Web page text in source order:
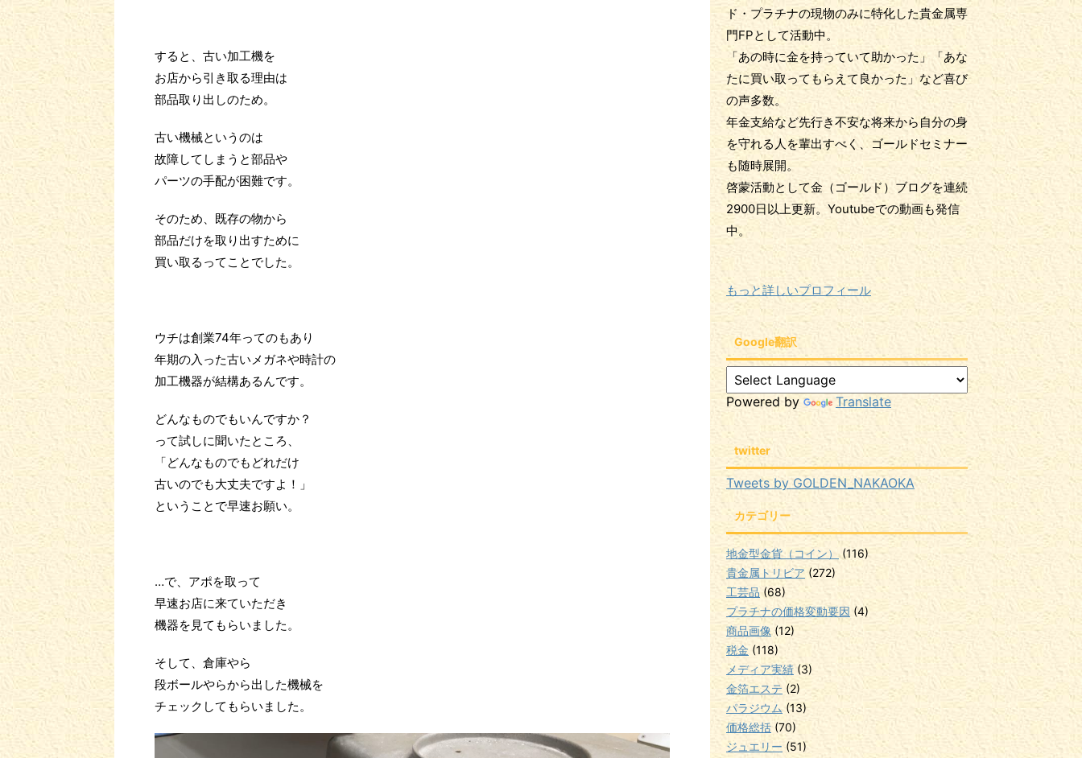
すると、古い加工機を
お店から引き取る理由は
部品取り出しのため。
古い機械というのは
故障してしまうと部品や
パーツの手配が困難です。
そのため、既存の物から
部品だけを取り出すために
買い取るってことでした。
ウチは創業74年ってのもあり
年期の入った古いメガネや時計の
加工機器が結構あるんです。
どんなものでもいんですか？
って試しに聞いたところ、
「どんなものでもどれだけ
古いのでも大丈夫ですよ！」
ということで早速お願い。
…で、アポを取って
早速お店に来ていただき
機器を見てもらいました。
そして、倉庫やら
段ボールやらから出した機械を
チェックしてもらいました。
ド・プラチナの現物のみに特化した貴金属専
門FPとして活動中。
「あの時に金を持っていて助かった」「あな
たに買い取ってもらえて良かった」など喜び
の声多数。
年金支給など先行き不安な将来から自分の身
を守れる人を輩出すべく、ゴールドセミナー
も随時展開。
啓蒙活動として金（ゴールド）ブログを連続
2900日以上更新。Youtubeでの動画も発信
中。
もっと詳しいプロフィール
Google翻訳
Powered by Translate
twitter
Tweets by GOLDEN_NAKAOKA
カテゴリー
地金型金貨（コイン） (116)
貴金属トリビア (272)
工芸品 (68)
プラチナの価格変動要因 (4)
商品画像 (12)
税金 (118)
メディア実績 (3)
金箔エステ (2)
パラジウム(13)
価格総括 (70)
ジュエリー (51)